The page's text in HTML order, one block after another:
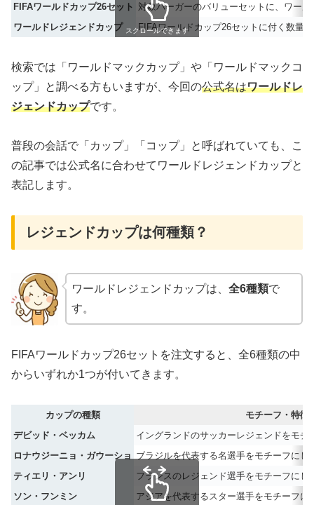
FIFAワールドカップ26セット 対象バーガーのバリューセットに、ワー
ワールドレジェンドカップ
FIFAワールドカップ26セットに付く数量
スクロールできます
検索では「ワールドマックカップ」や「ワールドマックコ
ップ」と調べる方もいますが、今回の公式名はワールドレ
ジェンドカップです。
普段の会話で「カップ」「コップ」と呼ばれていても、こ
の記事では公式名に合わせてワールドレジェンドカップと
表記します。
レジェンドカップは何種類？
ワールドレジェンドカップは、 全6種類で
す。
FIFAワールドカップ26セットを注文すると、全6種類の中
からいずれか1つが付いてきます。
カップの種類
モチーフ・特徴
デビッド・ベッカム
イングランドのサッカーレジェンドをモチ
ロナウジーニョ・ガウーショ ブラジルを代表する名選手をモチーフにし
ティエリ・アンリ
フランスのレジェンド選手をモチーフにし
ソン・フンミン
アジアを代表するスター選手をモチーフに